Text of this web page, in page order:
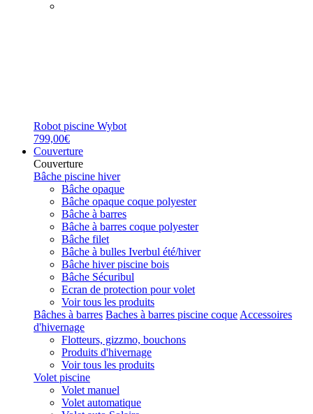
Robot piscine Wybot
799,00€
Couverture
Couverture
Bâche piscine hiver
Bâche opaque
Bâche opaque coque polyester
Bâche à barres
Bâche à barres coque polyester
Bâche filet
Bâche à bulles Iverbul été/hiver
Bâche hiver piscine bois
Bâche Sécuribul
Ecran de protection pour volet
Voir tous les produits
Bâches à barres Baches à barres piscine coque Accessoires
d'hivernage
Flotteurs, gizzmo, bouchons
Produits d'hivernage
Voir tous les produits
Volet piscine
Volet manuel
Volet automatique